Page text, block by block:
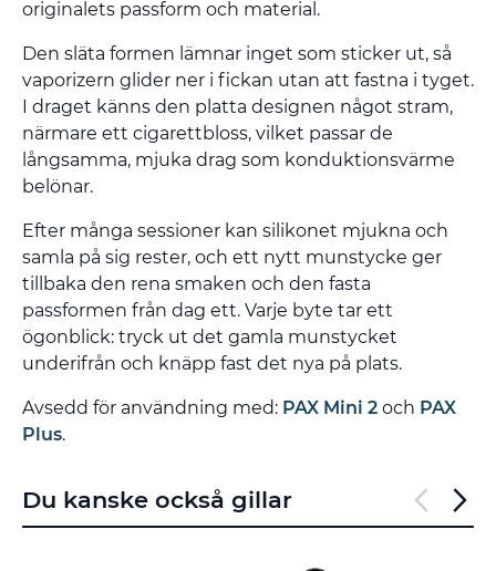
originalets passform och material.
Den släta formen lämnar inget som sticker ut, så
vaporizern glider ner i fickan utan att fastna i tyget.
I draget känns den platta designen något stram,
närmare ett cigarettbloss, vilket passar de
långsamma, mjuka drag som konduktionsvärme
belönar.
Efter många sessioner kan silikonet mjukna och
samla på sig rester, och ett nytt munstycke ger
tillbaka den rena smaken och den fasta
passformen från dag ett. Varje byte tar ett
ögonblick: tryck ut det gamla munstycket
underifrån och knäpp fast det nya på plats.
Avsedd för användning med: PAX Mini 2 och PAX
Plus.
Du kanske också gillar